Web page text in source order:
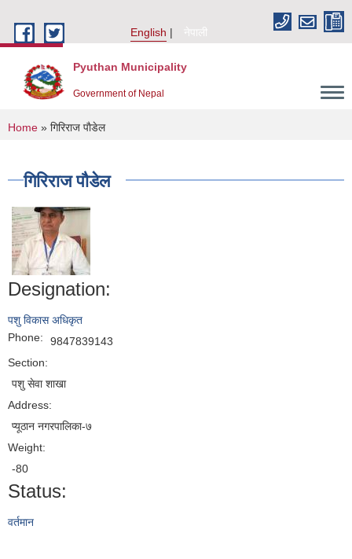
English
नेपाली
Pyuthan Municipality
Government of Nepal
You are here
Home » गिरिराज पाैडेल
गिरिराज पाैडेल
Designation:
पशु विकास अधिकृत
Phone:
9847839143
Section:
पशु सेवा शाखा
Address:
प्यूठान नगरपालिका-७
Weight:
-80
Status:
वर्तमान